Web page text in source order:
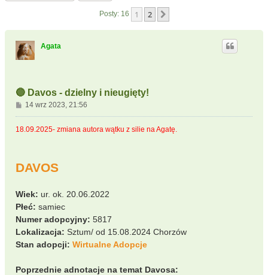
Posty: 16 1 2
Agata
🔵 Davos - dzielny i nieugięty!
P
o
s
14 wrz 2023, 21:56
18.09.2025- zmiana autora wątku z silie na Agatę.
DAVOS
Wiek: ur. ok. 20.06.2022
Płeć: samiec
Numer adopcyjny: 5817
Lokalizacja: Sztum/ od 15.08.2024 Chorzów
Stan adopcji: Wirtualne Adopcje
Poprzednie adnotacje na temat Davosa: